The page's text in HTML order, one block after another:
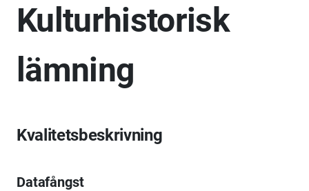
Kulturhistorisk
lämning
Kvalitetsbeskrivning
Datafångst